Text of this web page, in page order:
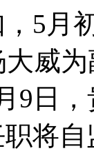
5月
威
9日
将